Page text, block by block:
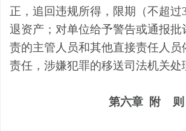
正， 追回违规所得，限期（不超过
退资产；对单位给予警告或通报批
责的主管人员和其他直接责任人员
责任，涉嫌犯罪的移送司法机关处
第六章 附 则